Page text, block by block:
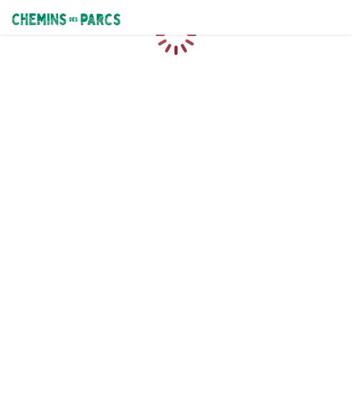
Chemins des Parcs
Loading